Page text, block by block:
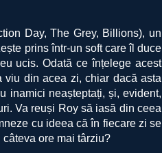
Day, The Grey, Billions), un
prins într-un soft care îl duce
ucis. Odată ce înțelege acest
viu din acea zi, chiar dacă asta
inamici neașteptați, și, evident,
Va reuși Roy să iasă din ceea
cu ideea că în fiecare zi se
câteva ore mai târziu?